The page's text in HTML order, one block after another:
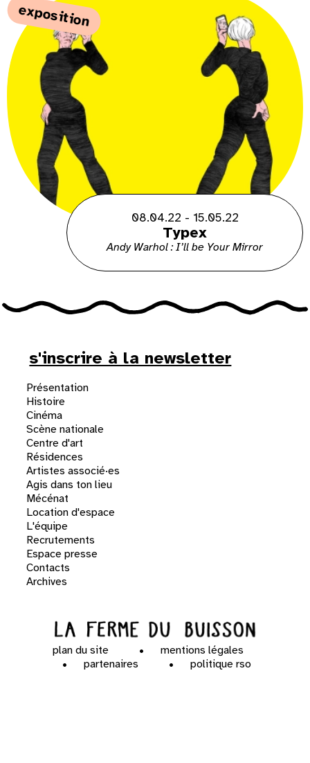
exposition
08.04.22 - 15.05.22
Typex
Andy Warhol : I’ll be Your Mirror
s'inscrire à la newsletter
Présentation
Histoire
Cinéma
Scène nationale
Centre d'art
Résidences
Artistes associé·es
Agis dans ton lieu
Mécénat
Location d'espace
L'équipe
Recrutements
Espace presse
Contacts
Archives
plan du site
mentions légales
partenaires
politique rso